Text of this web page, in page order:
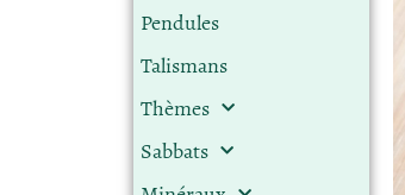
Pendules
Talismans
Thèmes
Sabbats